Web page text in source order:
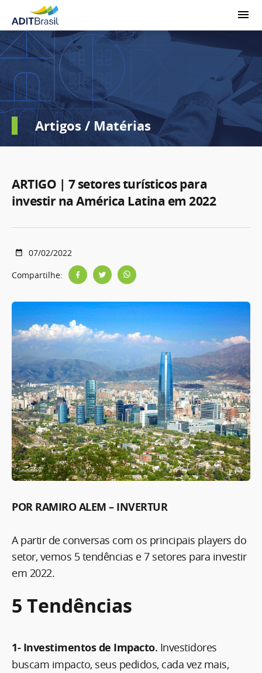
Artigos / Matérias
ARTIGO | 7 setores turísticos para
investir na América Latina em 2022
07/02/2022
Compartilhe:
POR RAMIRO ALEM – INVERTUR
A partir de conversas com os principais players do
setor, vemos 5 tendências e 7 setores para investir
em 2022.
5 Tendências
1- Investimentos de Impacto. Investidores
buscam impacto, seus pedidos, cada vez mais,